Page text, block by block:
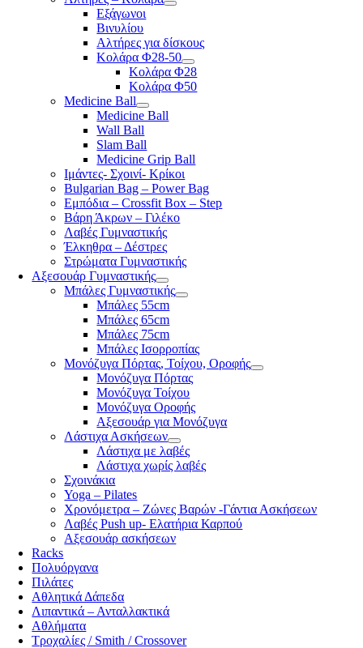
Εξάγωνοι
Βινυλίου
Αλτήρες για δίσκους
Κολάρα Φ28-50
Κολάρα Φ28
Κολάρα Φ50
Medicine Ball
Medicine Ball
Wall Ball
Slam Ball
Medicine Grip Ball
Ιμάντες- Σχοινί- Κρίκοι
Bulgarian Bag – Power Bag
Εμπόδια – Crossfit Box – Step
Βάρη Άκρων – Γιλέκο
Λαβές Γυμναστικής
Έλκηθρα – Δέστρες
Στρώματα Γυμναστικής
Αξεσουάρ Γυμναστικής
Μπάλες Γυμναστικής
Μπάλες 55cm
Μπάλες 65cm
Μπάλες 75cm
Μπάλες Ισορροπίας
Μονόζυγα Πόρτας, Τοίχου, Οροφής
Μονόζυγα Πόρτας
Μονόζυγα Τοίχου
Μονόζυγα Οροφής
Αξεσουάρ για Μονόζυγα
Λάστιχα Ασκήσεων
Λάστιχα με λαβές
Λάστιχα χωρίς λαβές
Σχοινάκια
Yoga – Pilates
Χρονόμετρα – Ζώνες Βαρών -Γάντια Ασκήσεων
Λαβές Push up- Ελατήρια Καρπού
Αξεσουάρ ασκήσεων
Racks
Πολυόργανα
Πιλάτες
Αθλητικά Δάπεδα
Λιπαντικά – Ανταλλακτικά
Αθλήματα
Τροχαλίες / Smith / Crossover